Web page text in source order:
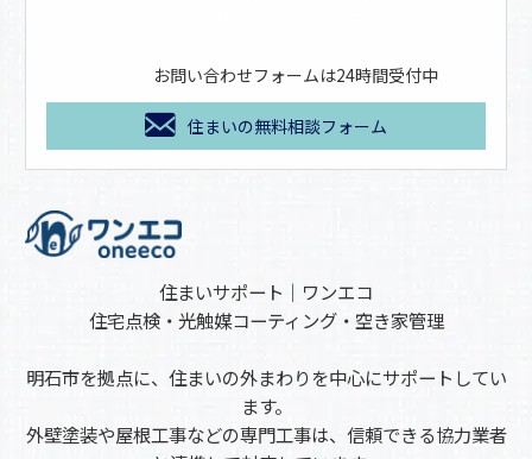
お問い合わせフォームは24時間受付中
住まいの無料相談フォーム
住まいサポート｜ワンエコ
住宅点検・光触媒コーティング・空き家管理
明石市を拠点に、住まいの外まわりを中心にサポートしてい
ます。
外壁塗装や屋根工事などの専門工事は、信頼できる協力業者